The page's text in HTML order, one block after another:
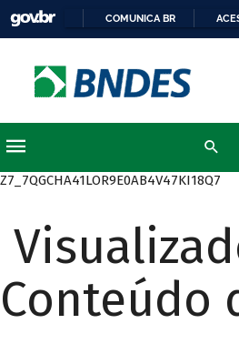
COMUNICA BR
Z7_7QGCHA41LOR9E0AB4V47KI18Q7
Conteúdo